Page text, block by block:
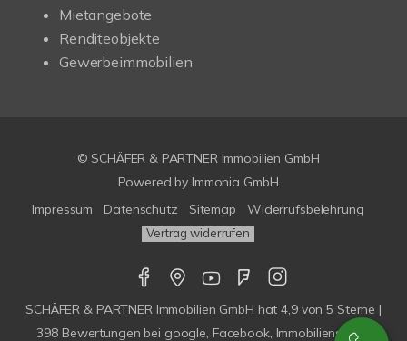
Mietangebote
Renditeobjekte
Gewerbeimmobilien
© SCHÄFER & PARTNER Immobilien GmbH
Powered by Immonia GmbH
Impressum
Datenschutz Sitemap Widerrufsbelehrung
Vertrag widerrufen
SCHÄFER & PARTNER Immobilien GmbH hat4,9von5 Sterne |
398 Bewertungen bei google, Facebook, Immobilienscout,